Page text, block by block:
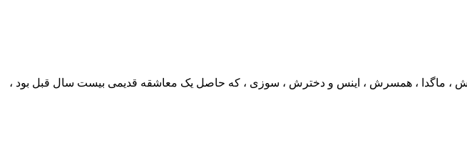
، ماگدا ، همسرش ، اینس و دخترش ، سوزی ، که حاصل یک معاشقه قدیمی بیست سال قبل بود ،